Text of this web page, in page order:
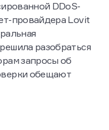
В марте 2025
DDoS-
провайдера Lovit
разобраться
запросы об
обещают